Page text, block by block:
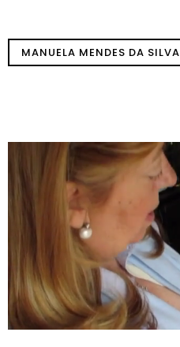
MANUELA MENDES DA SILVA
Reprodutor